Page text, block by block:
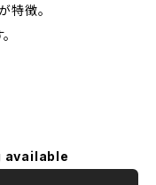
特徴。
available